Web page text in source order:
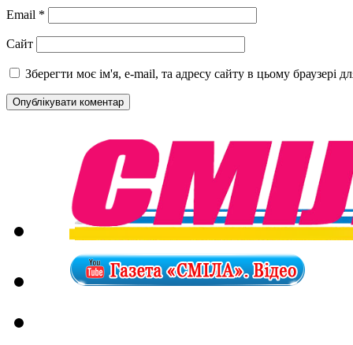
Email *
Сайт
Зберегти моє ім'я, e-mail, та адресу сайту в цьому браузері